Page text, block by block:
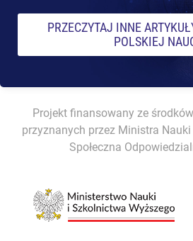
PRZECZYTAJ INNE
POLSKIEJ
Projekt finansowany ze
przyznanych przez Ministra
Społeczna